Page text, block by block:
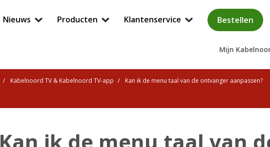
Nieuws Producten Klantenservice Bestellen
Mijn
Kabelnoord TV & Kabelnoord TV-app Kan ik de menu taal van de ontvanger aanpassen?
Kan ik de menu taal van